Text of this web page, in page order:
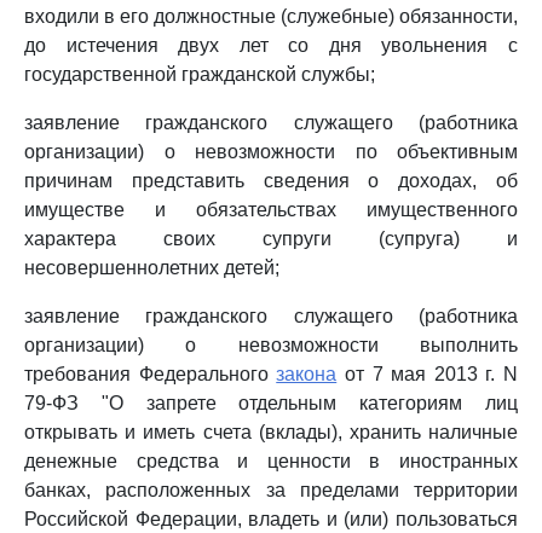
входили в его должностные (служебные) обязанности,
до истечения двух лет со дня увольнения с
государственной гражданской службы;
заявление гражданского служащего (работника
организации) о невозможности по объективным
причинам представить сведения о доходах, об
имуществе и обязательствах имущественного
характера своих супруги (супруга) и
несовершеннолетних детей;
заявление гражданского служащего (работника
организации) о невозможности выполнить
требования Федеральногозакона от 7 мая 2013 г. N
79-ФЗ "О запрете отдельным категориям лиц
открывать и иметь счета (вклады), хранить наличные
денежные средства и ценности в иностранных
банках, расположенных за пределами территории
Российской Федерации, владеть и (или) пользоваться